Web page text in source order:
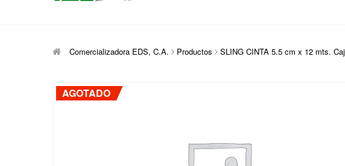
Comercializadora EDS, C.A. Productos SLING CINTA 5.5 cm x 12 mts.
AGOTADO